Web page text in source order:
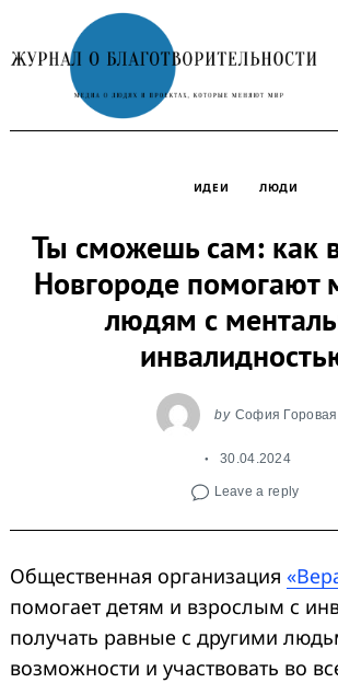
to
content
ИДЕИ ЛЮДИ
Ты сможешь сам: как
Новгороде
людям с
by София Горовая
30.04.2024
Leave a reply
Общественная организация
помогает детям и взрослым с
получать равные с другими
возможности и участвовать во